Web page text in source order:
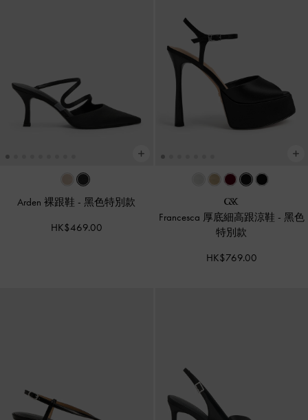
Arden 裸跟鞋 -黑色特別款
HK$469.00
Francesca 厚底細高跟涼鞋 - 黑色
特別款
HK$769.00